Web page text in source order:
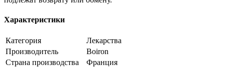
Характеристики
Категория
Лекарства
Производитель
Boiron
Страна производства
Франция